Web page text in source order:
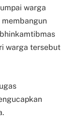
warga
warga tersebut